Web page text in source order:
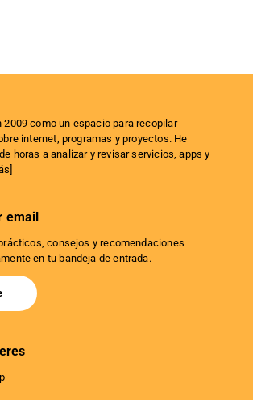
2009 como un espacio para recopilar
internet, programas y proyectos. He
horas a analizar y revisar servicios, apps y
]
email
consejos y recomendaciones
en tu bandeja de entrada.